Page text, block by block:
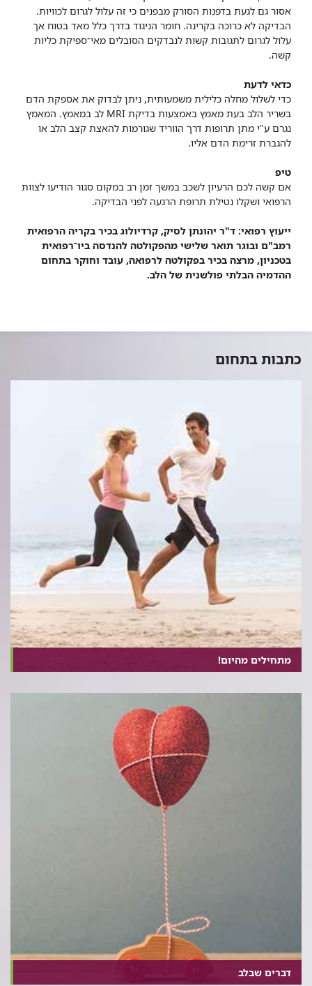
אסור גם לגעת בדפנות הסורק מבפנים כי זה עלול לגרום לכוויות.
הבדיקה לא כרוכה בקרינה. חומר הניגוד בדרך כלל מאד בטוח אך
עלול לגרום לתגובות קשות לנבדקים הסובלים מאי־ספיקת כליות
קשה.
כדאי לדעת
כדי לשלול מחלה כלילית משמעותית, ניתן לבדוק את אספקת הדם
בשריר הלב בעת מאמץ באמצעות בדיקת MRI לב במאמץ. המאמץ
נגרם ע"י מתן תרופות דרך הווריד שגורמות להאצת קצב הלב או
להגברת זרימת הדם אליו.
טיפ
אם קשה לכם הרעיון לשכב במשך זמן רב במקום סגור הודיעו לצוות
הרפואי ושקלו נטילת תרופת הרגעה לפני הבדיקה.
ייעוץ רפואי: ד"ר יהונתן לסיק, קרדיולוג בכיר בקריה הרפואית
רמב"ם ובוגר תואר שלישי מהפקולטה להנדסה ביו־רפואית
בטכניון, מרצה בכיר בפקולטה לרפואה, עובד וחוקר בתחום
ההדמיה הבלתי פולשנית של הלב.
כתבות בתחום
מתחילים מהיום!
דברים שבלב